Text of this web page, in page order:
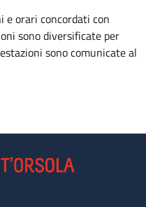
e orari concordati con
sono diversificate per
sono comunicate al